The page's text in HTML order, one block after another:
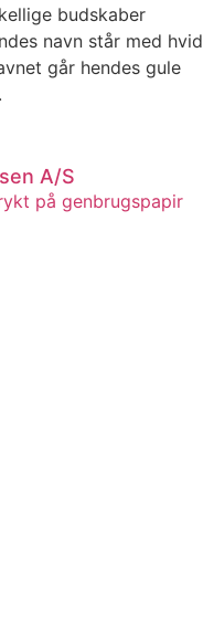
A/S